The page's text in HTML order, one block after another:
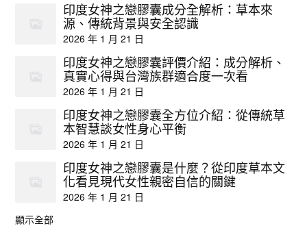
印度女神之戀膠囊成分全解析：草本來
源、傳統背景與安全認識
2026 年 1 月 21 日
印度女神之戀膠囊評價介紹：成分解析、
真實心得與台灣族群適合度一次看
2026 年 1 月 21 日
印度女神之戀膠囊全方位介紹：從傳統草
本智慧談女性身心平衡
2026 年 1 月 21 日
印度女神之戀膠囊是什麼？從印度草本文
化看見現代女性親密自信的關鍵
2026 年 1 月 21 日
顯示全部